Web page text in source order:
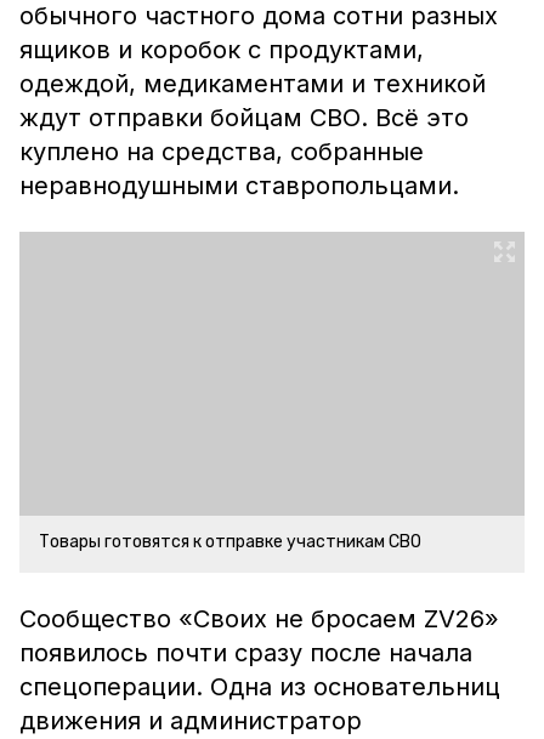
обычного частного дома сотни разных
ящиков и коробок с продуктами,
одеждой, медикаментами и техникой
ждут отправки бойцам СВО. Всё это
куплено на средства, собранные
неравнодушными ставропольцами.
Товары готовятся к отправке участникам СВО
Сообщество «Своих не бросаем ZV26»
появилось почти сразу после начала
спецоперации. Одна из основательниц
движения и администратор